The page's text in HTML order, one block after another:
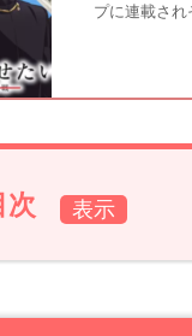
プに連載さ
は告らせたい？』前